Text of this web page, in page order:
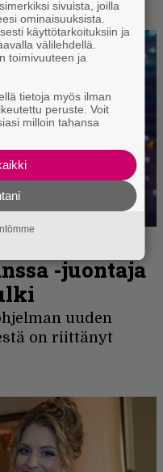
sivuista, joilla
ominaisuuksista.
käyttötarkoituksiin ja
välilehdellä.
toimivuuteen ja
tietoja myös ilman
peruste. Voit
milloin tahansa